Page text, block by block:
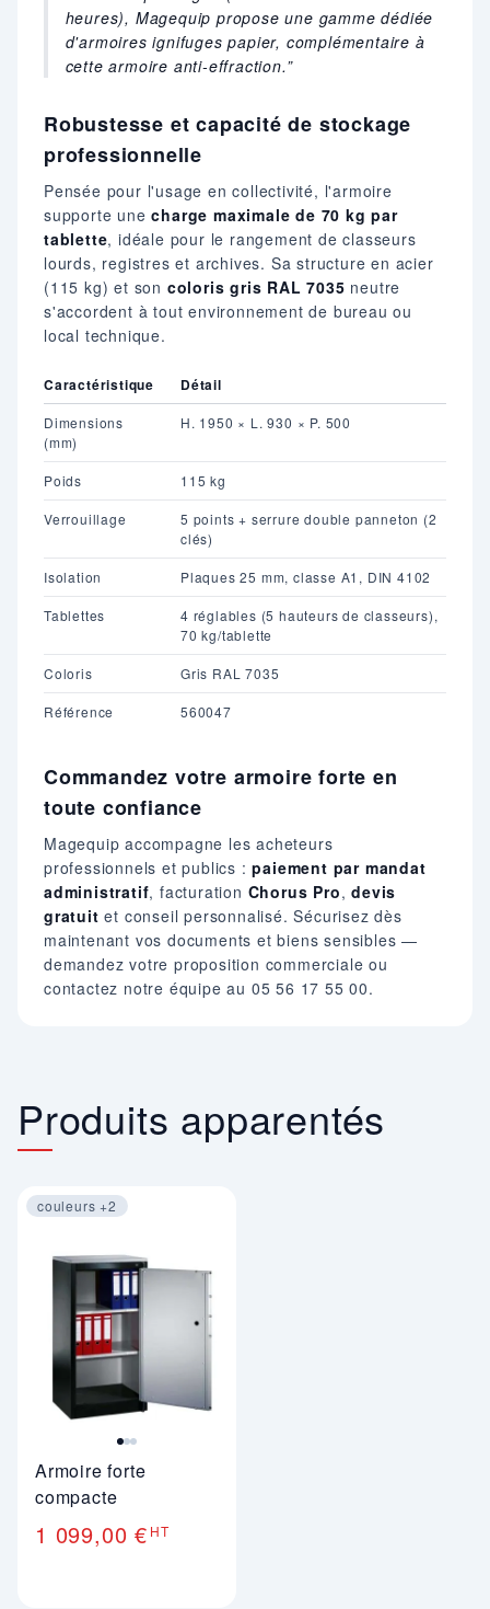
heures), Magequip propose une gamme dédiée
d'armoires ignifuges papier, complémentaire à
cette armoire anti-effraction.
Robustesse et capacité de stockage
professionnelle
Pensée pour l'usage en collectivité, l'armoire
supporte unecharge maximale de 70 kg par
tablette, idéale pour le rangement de classeurs
lourds, registres et archives. Sa structure en acier
(115 kg) et son coloris gris RAL 7035 neutre
s'accordent à tout environnement de bureau ou
local technique.
Caractéristique Détail
Dimensions
(mm)
H. 1950 × L. 930 × P. 500
Poids 115 kg
Verrouillage
5 points + serrure double panneton (2
clés)
Isolation Plaques 25 mm, classe A1, DIN 4102
Tablettes
4 réglables (5 hauteurs de classeurs),
70 kg/tablette
Coloris Gris RAL 7035
Référence 560047
Commandez votre armoire forte en
toute confiance
Magequip accompagne les acheteurs
professionnels et publics :paiement par mandat
administratif, facturation Chorus Pro,devis
gratuit et conseil personnalisé. Sécurisez dès
maintenant vos documents et biens sensibles —
demandez votre proposition commerciale ou
contactez notre équipe au 05 56 17 55 00.
Produits apparentés
couleurs +2
Armoire forte
compacte
1 099,00 € HT